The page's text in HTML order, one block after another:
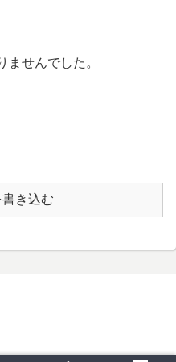
ませんでした。
き込む